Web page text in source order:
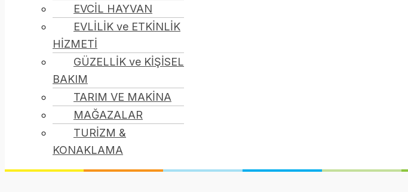
EVCİL HAYVAN
EVLİLİK ve ETKİNLİK
HİZMETİ
GÜZELLİK ve KİŞİSEL
BAKIM
TARIM VE MAKİNA
MAĞAZALAR
TURİZM &
KONAKLAMA